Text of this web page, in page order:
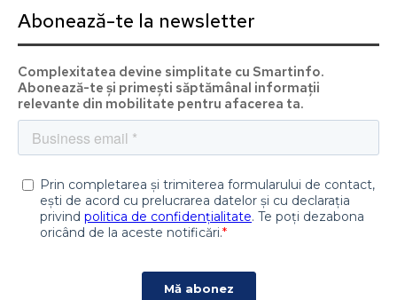
Abonează-te la newsletter
Complexitatea devine simplitate cu Smartinfo.
Abonează-te și primești săptămânal informații
relevante din mobilitate pentru afacerea ta.